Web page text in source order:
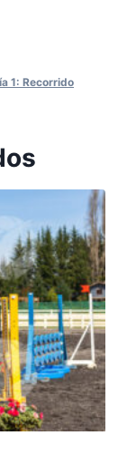
1: Recorrido